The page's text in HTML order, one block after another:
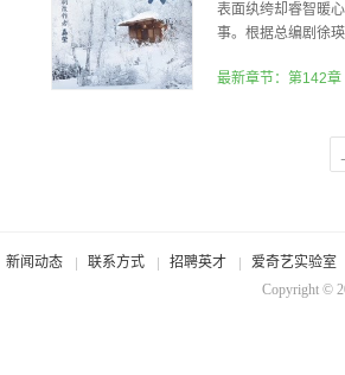
表面纨绔却睿智暖
事。根据总编剧徐
最新章节：第142章
新闻动态 联系方式 招聘英才
爱奇艺实验室
Copyright ©